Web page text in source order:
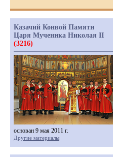
Казачий Конвой Памяти
Царя Мученика Николая II
(3216)
основан 9 мая 2011 г.
Другие материалы